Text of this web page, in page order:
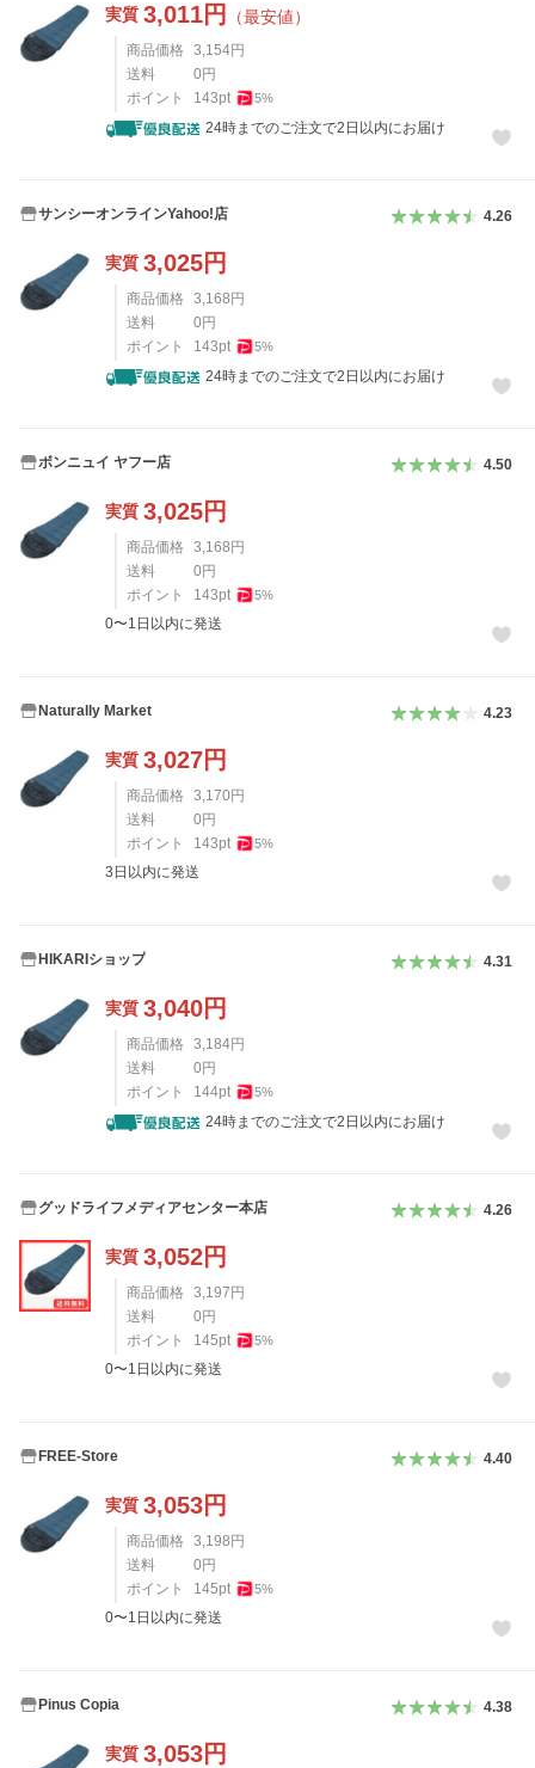
実質 3,011円 （最安値）
商品価格 3,154円
送料
0 円
ポイント
143pt 5%
24時までのご注文で2日以内にお届け
サンシーオンラインYahoo!店 4.26
実質 3,025円
商品価格 3,168 円
送料
0 円
ポイント
143pt 5%
24時までのご注文で2日以内にお届け
ボンニュイ ヤフー店 4.50
実質 3,025円
商品価格 3,168 円
送料
0 円
ポイント
143pt 5%
0〜1日以内に発送
Naturally Market 4.23
実質 3,027円
商品価格 3,170 円
送料
0 円
ポイント
143pt 5%
3日以内に発送
HIKARIショップ 4.31
実質 3,040円
商品価格 3,184円
送料
0 円
ポイント
144pt 5%
24時までのご注文で2日以内にお届け
グッドライフメディアセンター本店 4.26
実質 3,052円
商品価格 3,197 円
送料
0 円
ポイント
145pt 5%
0〜1日以内に発送
FREE-Store 4.40
実質 3,053円
商品価格 3,198 円
送料
0 円
ポイント
145pt 5%
0〜1日以内に発送
Pinus Copia 4.38
実質 3,053円